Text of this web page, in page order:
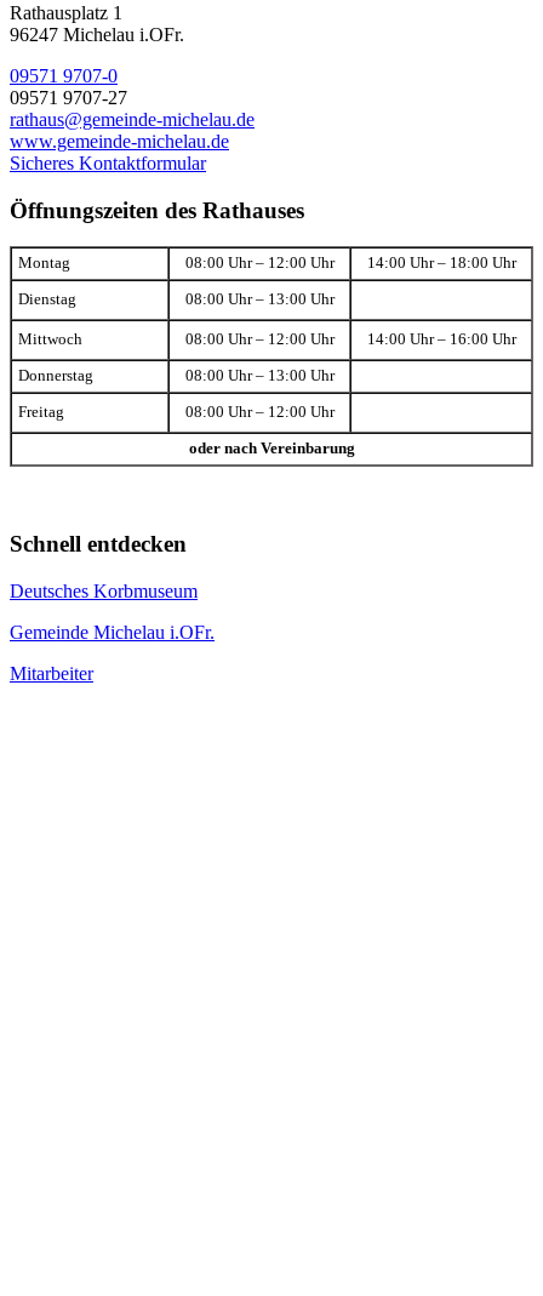
Rathausplatz 1
96247 Michelau i.OFr.
09571 9707-0
09571 9707-27
rathaus@gemeinde-michelau.de
www.gemeinde-michelau.de
Sicheres Kontaktformular
Öffnungszeiten des Rathauses
Montag 08:00 Uhr – 12:00 Uhr 14:00 Uhr – 18:00 Uhr
Dienstag 08:00 Uhr – 13:00 Uhr
Mittwoch 08:00 Uhr – 12:00 Uhr 14:00 Uhr – 16:00 Uhr
Donnerstag 08:00 Uhr – 13:00 Uhr
Freitag 08:00 Uhr – 12:00 Uhr
oder nach Vereinbarung
Schnell entdecken
Deutsches Korbmuseum
Gemeinde Michelau i.OFr.
Mitarbeiter